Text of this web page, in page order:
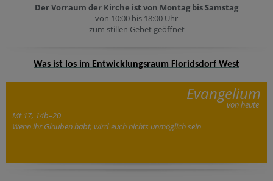
Der Vorraum der Kirche ist von Montag bis Samstag
von 10:00 bis 18:00 Uhr
zum stillen Gebet geöffnet
Was ist los im Entwicklungsraum Floridsdorf West
Evangelium
von heute
Mt 17, 14b–20
Wenn ihr Glauben habt, wird euch nichts unmöglich sein